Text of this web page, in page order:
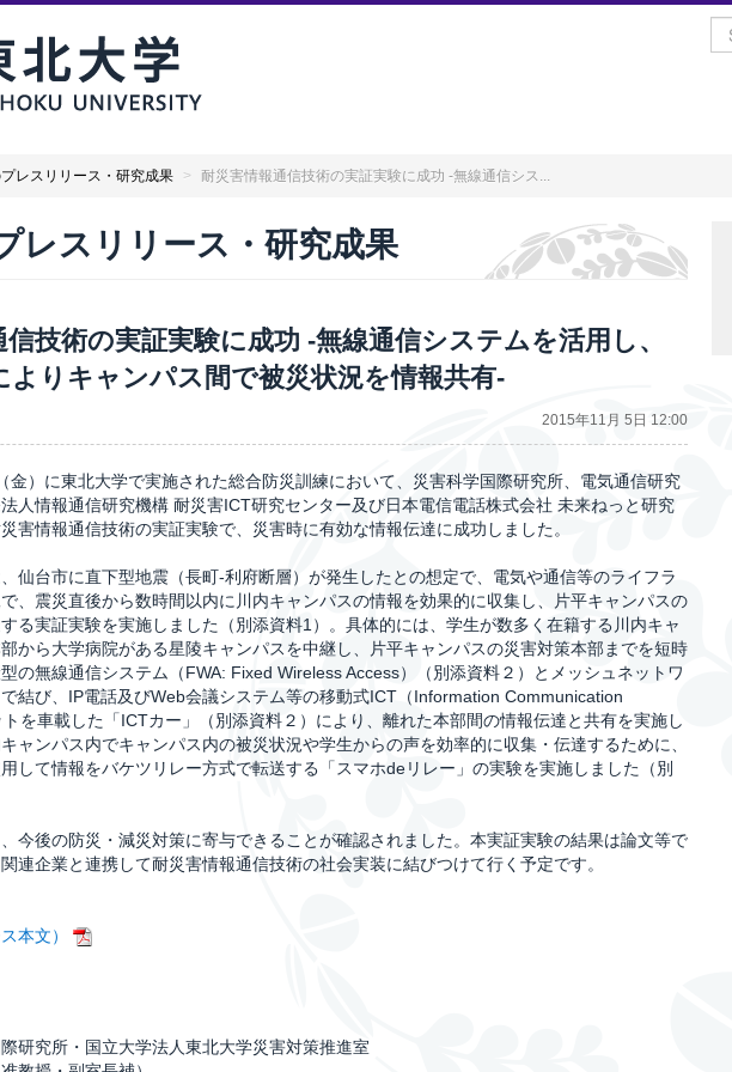
レスリリース・研究成果 > 耐災害情報通信技術の実証実験に成功 -無線通信シス...
レスリリース・研究成果
技術の実証実験に成功 -無線通信システムを活用し、
よりキャンパス間で被災状況を情報共有-
2015年11月 5日 12:00
金）に東北大学で実施された総合防災訓練において、災害科学国際研究所、電気通信研究
人情報通信研究機構 耐災害ICT研究センター及び日本電信電話株式会社 未来ねっと研究
害情報通信技術の実証実験で、災害時に有効な情報伝達に成功しました。
仙台市に直下型地震（長町-利府断層）が発生したとの想定で、電気や通信等のライフラ
、震災直後から数時間以内に川内キャンパスの情報を効果的に収集し、片平キャンパスの
る実証実験を実施しました（別添資料1）。具体的には、学生が数多く在籍する川内キャ
から大学病院がある星陵キャンパスを中継し、片平キャンパスの災害対策本部までを短時
の無線通信システム（FWA: Fixed Wireless Access）（別添資料２）とメッシュネットワ
結び、IP電話及びWeb会議システム等の移動式ICT（Information Communication
を車載した「ICTカー」（別添資料２）により、離れた本部間の情報伝達と共有を実施し
ャンパス内でキャンパス内の被災状況や学生からの声を効率的に収集・伝達するために、
して情報をバケツリレー方式で転送する「スマホdeリレー」の実験を実施しました（別
今後の防災・減災対策に寄与できることが確認されました。本実証実験の結果は論文等で
連企業と連携して耐災害情報通信技術の社会実装に結びつけて行く予定です。
本文）
研究所・国立大学法人東北大学災害対策推進室